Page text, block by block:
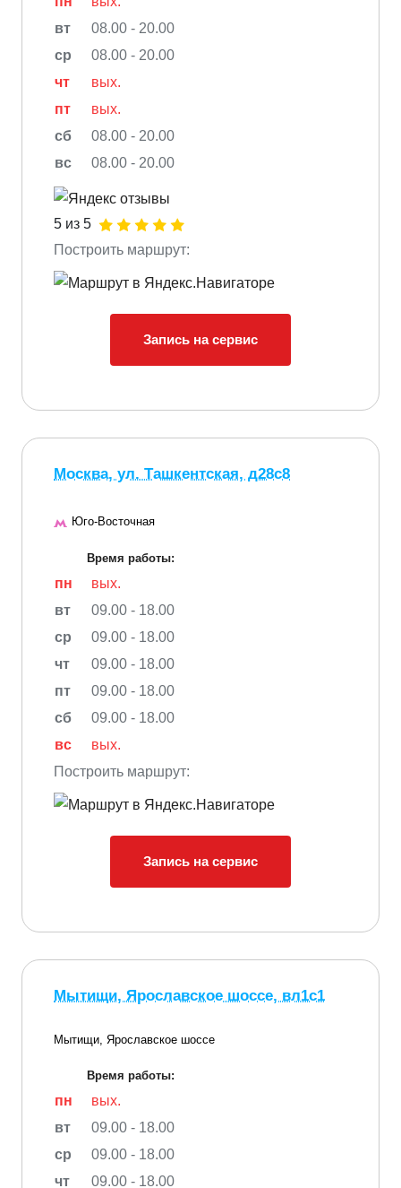
вт
08.00 - 20.00
ср
08.00 - 20.00
чт
вых.
пт
вых.
сб
08.00 - 20.00
вс
08.00 - 20.00
5 из 5
Построить маршрут:
Запись на сервис
Москва, ул. Ташкентская, д28с8
Юго-Восточная
Время работы:
пн
вых.
вт
09.00 - 18.00
ср
09.00 - 18.00
чт
09.00 - 18.00
пт
09.00 - 18.00
сб
09.00 - 18.00
вс
вых.
Построить маршрут:
Запись на сервис
Мытищи, Ярославское шоссе, вл1с1
Мытищи, Ярославское шоссе
Время работы:
пн
вых.
вт
09.00 - 18.00
ср
09.00 - 18.00
чт
09.00 - 18.00